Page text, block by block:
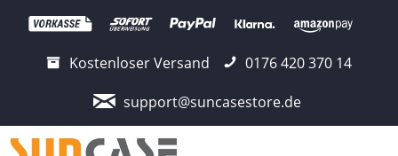
Kostenloser Versand
0176 420 370 14
support@suncasestore.de